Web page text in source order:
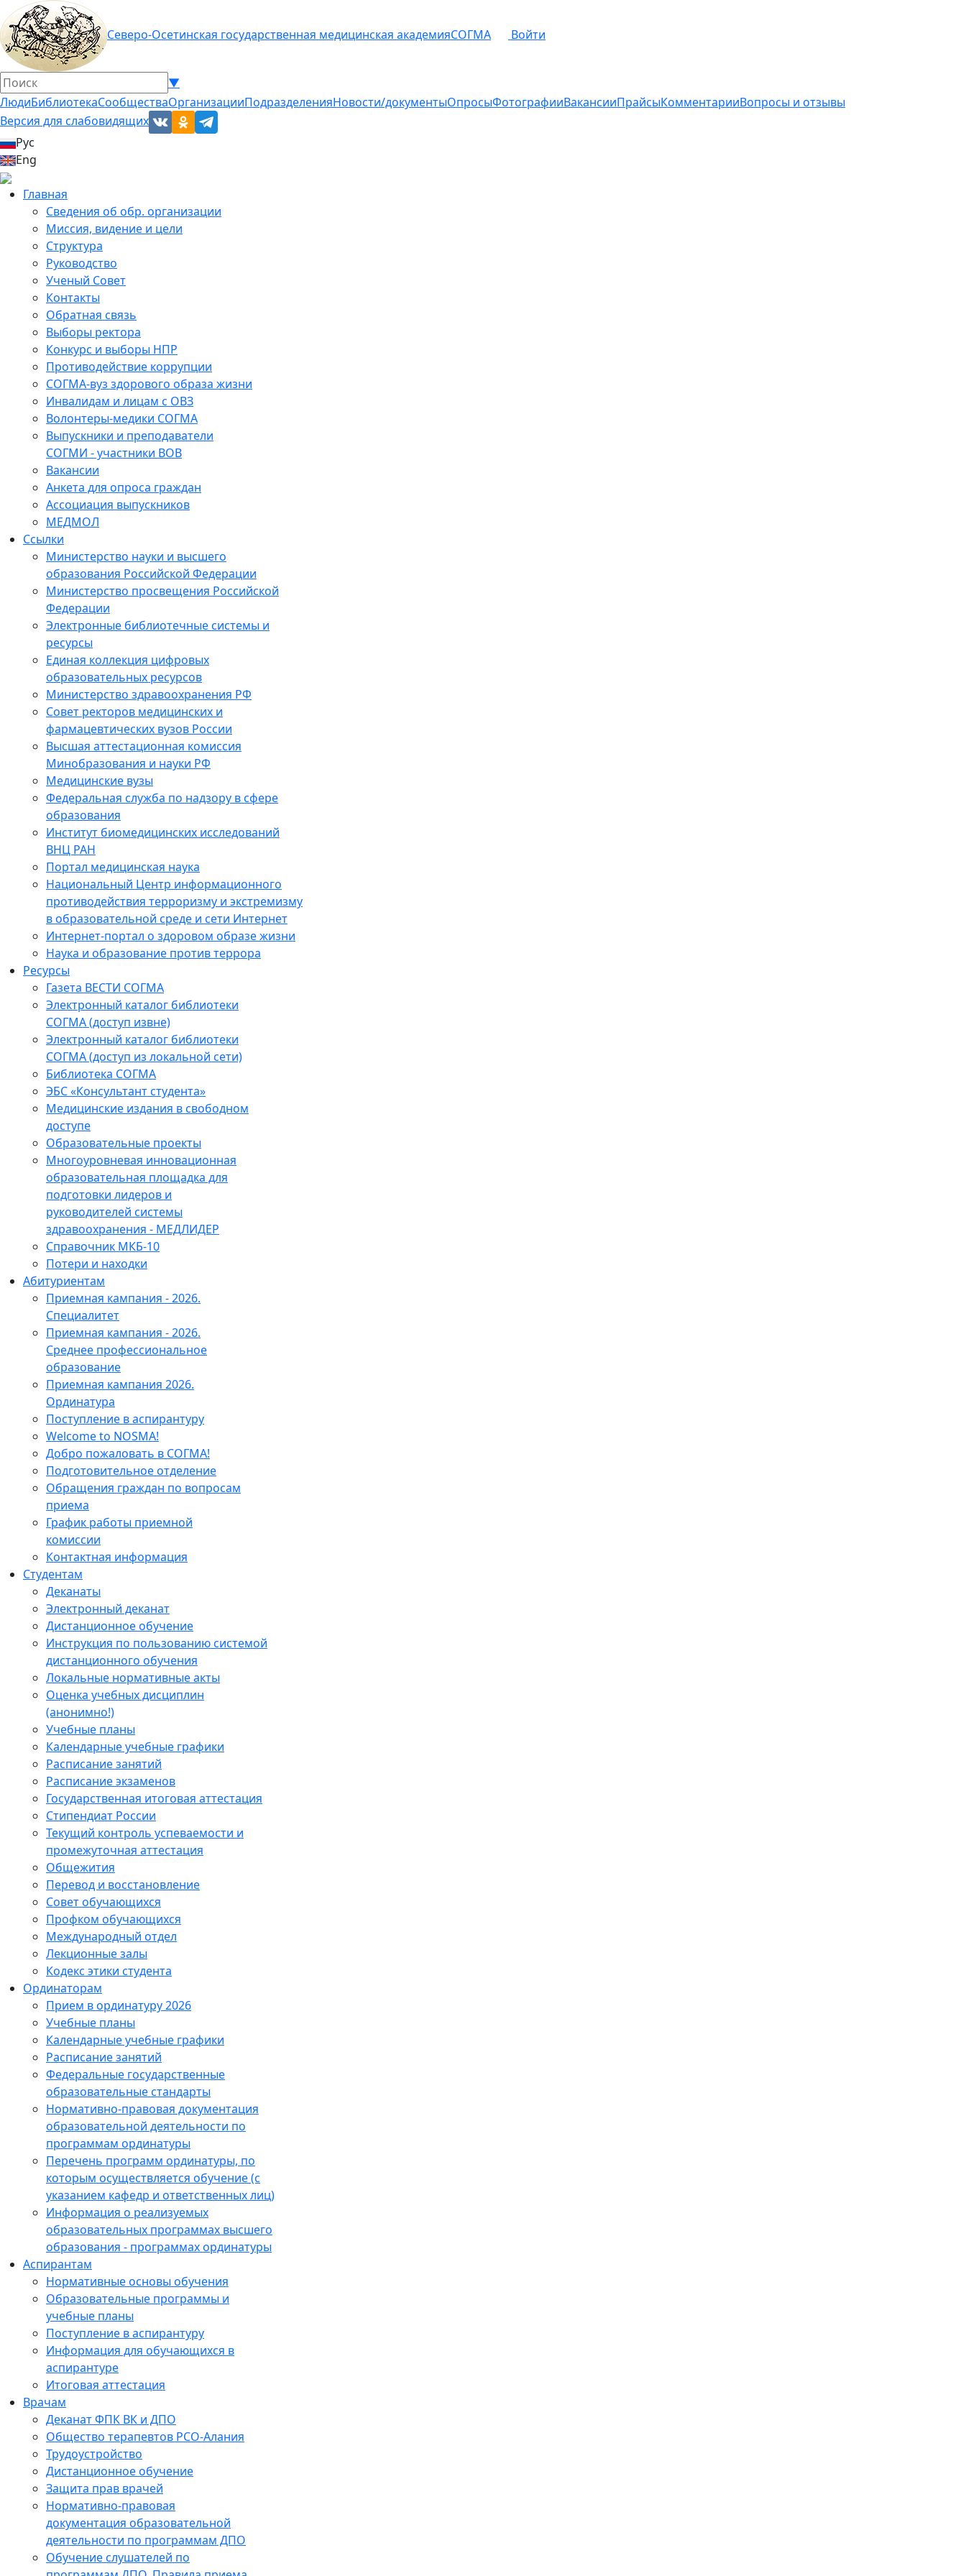
Северо-Осетинская государственная медицинская академияСОГМА Войти
▼
ЛюдиБиблиотекаСообществаОрганизацииПодразделенияНовости/документыОпросыФотографииВакансииПрайсыКомментарииВопросы и отзывы
Версия для слабовидящих
Рус
Eng
Главная
Сведения об обр. организации
Миссия, видение и цели
Структура
Руководство
Ученый Совет
Контакты
Обратная связь
Выборы ректора
Конкурс и выборы НПР
Противодействие коррупции
СОГМА-вуз здорового образа жизни
Инвалидам и лицам с ОВЗ
Волонтеры-медики СОГМА
Выпускники и преподаватели
СОГМИ - участники ВОВ
Вакансии
Анкета для опроса граждан
Ассоциация выпускников
МЕДМОЛ
Ссылки
Министерство науки и высшего
образования Российской Федерации
Министерство просвещения Российской
Федерации
Электронные библиотечные системы и
ресурсы
Единая коллекция цифровых
образовательных ресурсов
Министерство здравоохранения РФ
Совет ректоров медицинских и
фармацевтических вузов России
Высшая аттестационная комиссия
Минобразования и науки РФ
Медицинские вузы
Федеральная служба по надзору в сфере
образования
Институт биомедицинских исследований
ВНЦ РАН
Портал медицинская наука
Национальный Центр информационного
противодействия терроризму и экстремизму
в образовательной среде и сети Интернет
Интернет-портал о здоровом образе жизни
Наука и образование против террора
Ресурсы
Газета ВЕСТИ СОГМА
Электронный каталог библиотеки
СОГМА (доступ извне)
Электронный каталог библиотеки
СОГМА (доступ из локальной сети)
Библиотека СОГМА
ЭБС «Консультант студента»
Медицинские издания в свободном
доступе
Образовательные проекты
Многоуровневая инновационная
образовательная площадка для
подготовки лидеров и
руководителей системы
здравоохранения - МЕДЛИДЕР
Справочник МКБ-10
Потери и находки
Абитуриентам
Приемная кампания - 2026.
Специалитет
Приемная кампания - 2026.
Среднее профессиональное
образование
Приемная кампания 2026.
Ординатура
Поступление в аспирантуру
Welcome to NOSMA!
Добро пожаловать в СОГМА!
Подготовительное отделение
Обращения граждан по вопросам
приема
График работы приемной
комиссии
Контактная информация
Студентам
Деканаты
Электронный деканат
Дистанционное обучение
Инструкция по пользованию системой
дистанционного обучения
Локальные нормативные акты
Оценка учебных дисциплин
(анонимно!)
Учебные планы
Календарные учебные графики
Расписание занятий
Расписание экзаменов
Государственная итоговая аттестация
Стипендиат России
Текущий контроль успеваемости и
промежуточная аттестация
Общежития
Перевод и восстановление
Совет обучающихся
Профком обучающихся
Международный отдел
Лекционные залы
Кодекс этики студента
Ординаторам
Прием в ординатуру 2026
Учебные планы
Календарные учебные графики
Расписание занятий
Федеральные государственные
образовательные стандарты
Нормативно-правовая документация
образовательной деятельности по
программам ординатуры
Перечень программ ординатуры, по
которым осуществляется обучение (с
указанием кафедр и ответственных лиц)
Информация о реализуемых
образовательных программах высшего
образования - программах ординатуры
Аспирантам
Нормативные основы обучения
Образовательные программы и
учебные планы
Поступление в аспирантуру
Информация для обучающихся в
аспирантуре
Итоговая аттестация
Врачам
Деканат ФПК ВК и ДПО
Общество терапевтов РСО-Алания
Трудоустройство
Дистанционное обучение
Защита прав врачей
Нормативно-правовая
документация образовательной
деятельности по программам ДПО
Обучение слушателей по